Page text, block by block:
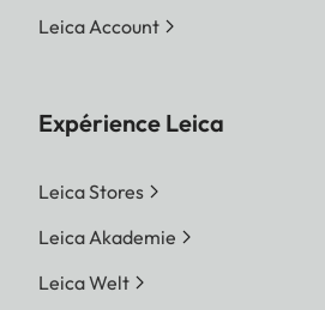
Leica Account
Expérience Leica
Leica Stores
Leica Akademie
Leica Welt